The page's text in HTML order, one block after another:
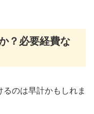
？必要経費な
のは早計かもしれま